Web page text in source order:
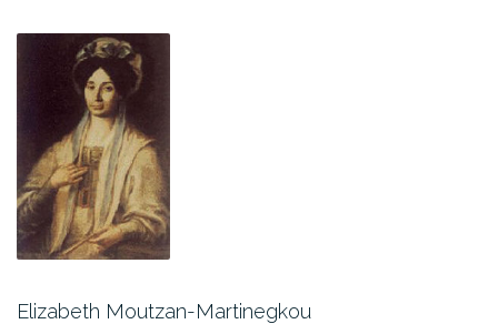
Elizabeth Moutzan-Martinegkou